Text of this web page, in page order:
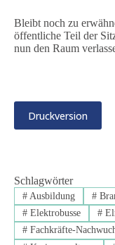
Bleibt noch zu
öffentliche Teil der
nun den Raum
Druckversion
Schlagwörter
#Ausbildung #
#Elektrobusse #
#Fachkräfte-